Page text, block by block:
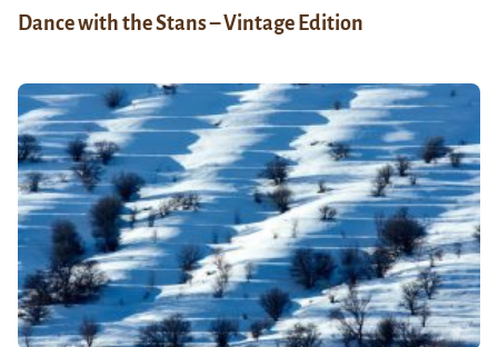
Dance with the Stans – Vintage Edition